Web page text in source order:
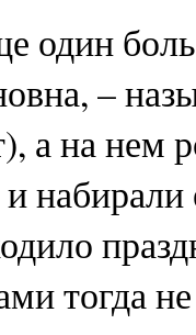
один
–
а на
тогда